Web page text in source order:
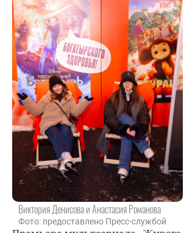
Виктория Денисова и Анастасия Романова
Фото: предоставлено Пресс-службой